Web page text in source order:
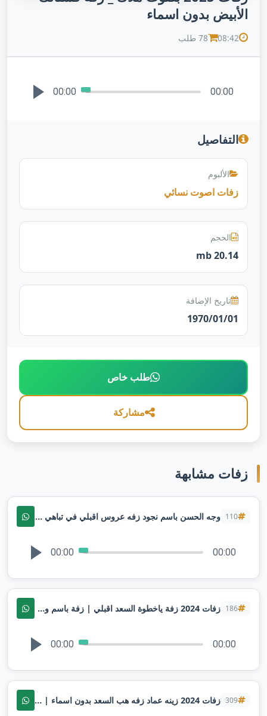
الأبيض بدون اسماء
08:42 78 طلب
00:00 00:00
التفاصيل
الألبوم
زفات اصوت نسائي
الحجم
20.14 mb
تاريخ الإضافة
1970/01/01
طلب خاص
مشاركة
زفات مشابهة
110 وجه الحسن باسم نجود زفه عروس اقبلي في تباهي شاينهاز حصري 2024
00:00 00:00
186 زفات 2024 زفة ياخطوة السعد اقبلي | زفة باسم وعد & عمر | اجمل زفة عروس جديده
00:00 00:00
309 زفات 2024 زينه عماد زفه هب السعد بدون اسماء | لطلب بدون حقوق